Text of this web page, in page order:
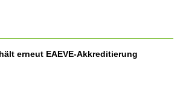
erneut EAEVE-Akkreditierung